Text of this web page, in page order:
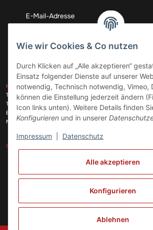
Abonnieren
KONTAKT
Telefon:+49 (0)6074 816 08 0
Telefax:
+49 (0)6074 215 08 60
E-Mail:
info@meinhausgeraetedoc.de
Max Planck Str. 6 c, 63322 Rödermark
GESETZLICHE INFORMATIONEN
Vertrag widerrufen
Wie wir Cookies & Co nutzen
Durch Klicken auf „Alle akzeptieren“
Einsatz folgender Dienste auf unserer
notwendig, Technisch notwendig, Vimeo,
können die Einstellung jederzeit ändern
Icon links unten). Weitere Details finden
Konfigurieren und in unserer
Impressum Datenschutz
Alle akzeptieren
Konfigurieren
Ablehnen